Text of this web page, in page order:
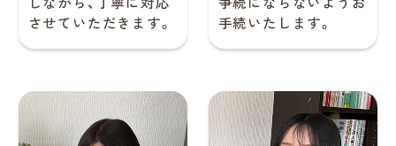
させていただきます。
手続いたします。